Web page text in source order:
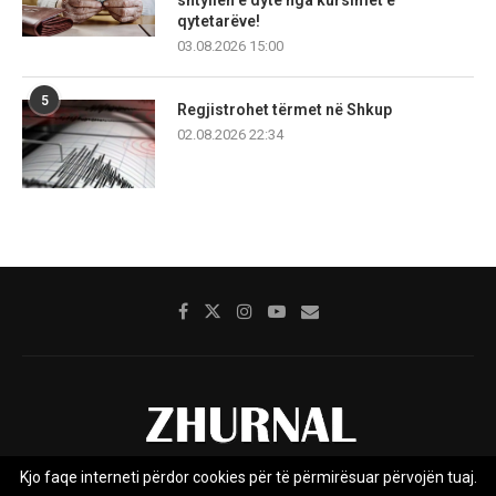
qytetarëve!
03.08.2026 15:00
5
Regjistrohet tërmet në Shkup
02.08.2026 22:34
Kjo faqe interneti përdor cookies për të përmirësuar përvojën tuaj.